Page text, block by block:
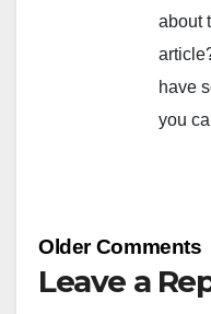
about
have
you
Comment
Older Comments
Leave a